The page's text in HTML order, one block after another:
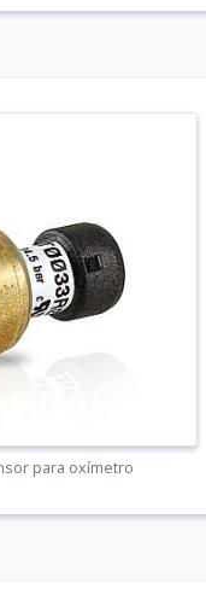
para oxímetro